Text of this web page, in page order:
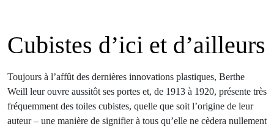
Cubistes d’ici et d’ailleurs
Toujours à l’affût des dernières innovations plastiques, Berthe
Weill leur ouvre aussitôt ses portes et, de 1913 à 1920, présente très
fréquemment des toiles cubistes, quelle que soit l’origine de leur
auteur – une manière de signifier à tous qu’elle ne cèdera nullement